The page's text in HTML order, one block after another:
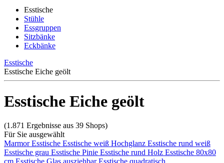
Esstische
Stühle
Essgruppen
Sitzbänke
Eckbänke
Esstische
Esstische Eiche geölt
Esstische Eiche geölt
(1.871 Ergebnisse aus 39 Shops)
Für Sie ausgewählt
Marmor Esstische Esstische weiß Hochglanz Esstische rund weiß
Esstische grau Esstische Pinie Esstische rund Holz Esstische 80x80